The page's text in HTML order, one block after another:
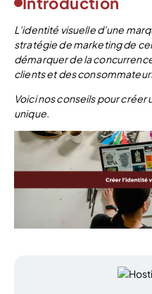
L’identité visuelle d’une
stratégie de marketing de
démarquer de la
clients et des
Voici nos conseils pour
unique.